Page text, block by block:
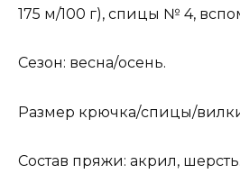
175 м/100 г), спицы № 4,
Сезон: весна/осень.
Размер крючка/спицы/
Состав пряжи: акрил, шерсть.